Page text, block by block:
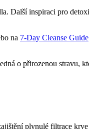
Další inspiraci pro
na 7-Day Cleanse Guide
o přirozenou stravu,
plynulé filtrace